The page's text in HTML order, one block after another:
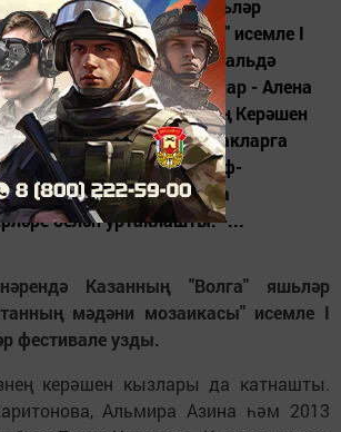
Казанның "Волга" яшьләр
мәдәни мозаикасы" исемле I
фестивале узды. Фестивальдә
да катнашты. Болар - Алена
Азина һәм 2013 елның Керәшен
Кызлар килгән кунакларга
күрсәттеләр, гореф-
таныштырдылар. Алена
белән уртаклашты: -...
Казанның "Волга" яшьләр
мәдәни мозаикасы" исемле I
фестивале узды.
керәшен кызлары да катнашты.
Альмира Азина һәм 2013